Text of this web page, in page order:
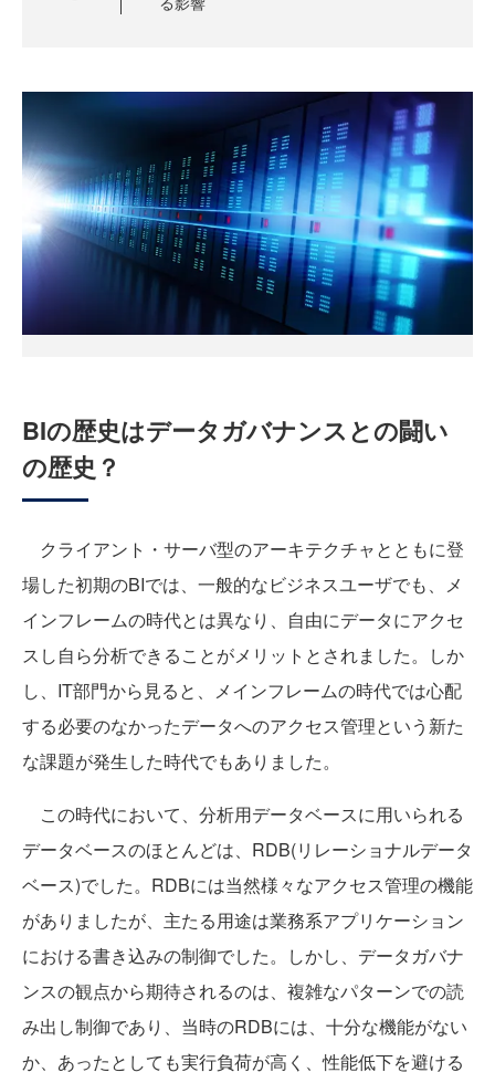
BIの歴史はデータガバナンスとの闘い
の歴史？
クライアント・サーバ型のアーキテクチャとともに登
場した初期のBIでは、一般的なビジネスユーザでも、メ
インフレームの時代とは異なり、自由にデータにアクセ
スし自ら分析できることがメリットとされました。しか
し、IT部門から見ると、メインフレームの時代では心配
する必要のなかったデータへのアクセス管理という新た
な課題が発生した時代でもありました。
この時代において、分析用データベースに用いられる
データベースのほとんどは、RDB(リレーショナルデータ
ベース)でした。RDBには当然様々なアクセス管理の機能
がありましたが、主たる用途は業務系アプリケーション
における書き込みの制御でした。しかし、データガバナ
ンスの観点から期待されるのは、複雑なパターンでの読
み出し制御であり、当時のRDBには、十分な機能がない
か、あったとしても実行負荷が高く、性能低下を避ける